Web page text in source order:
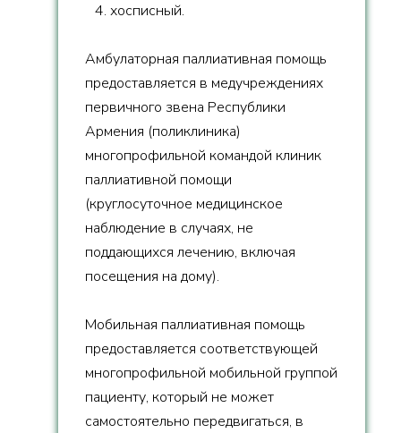
4. хосписный.
Амбулаторная паллиативная помощь
предоставляется в медучреждениях
первичного звена Республики
Армения (поликлиника)
многопрофильной командой клиник
паллиативной помощи
(круглосуточное медицинское
наблюдение в случаях, не
поддающихся лечению, включая
посещения на дому).
Мобильная паллиативная помощь
предоставляется соответствующей
многопрофильной мобильной группой
пациенту, который не может
самостоятельно передвигаться, в